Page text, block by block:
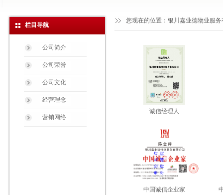
栏目导航
公司简介
公司荣誉
公司文化
经营理念
营销网络
您现在的位置： 银川嘉业德物业服务
诚信经理人
中国诚信企业家